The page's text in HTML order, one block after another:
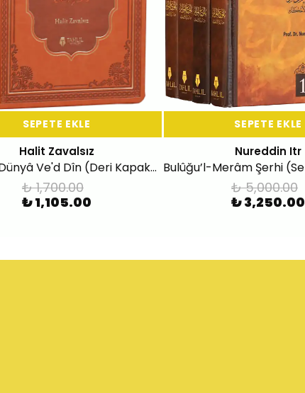
SEPETE EKLE
Halit Zavalsız
Edebü'd Dünyâ Ve'd Dîn (Deri Kapak-Tek Cilt)
₺ 1,700.00
₺ 1,105.00
SEPETE EKLE
Nureddin Itr
₺ 5,000.00
₺ 3,250.00